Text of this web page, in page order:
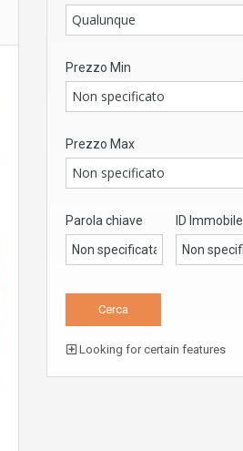
Qualunque
Prezzo Min
Non specificato
Prezzo Max
Non specificato
Parola chiave ID Immobile
Looking for certain features